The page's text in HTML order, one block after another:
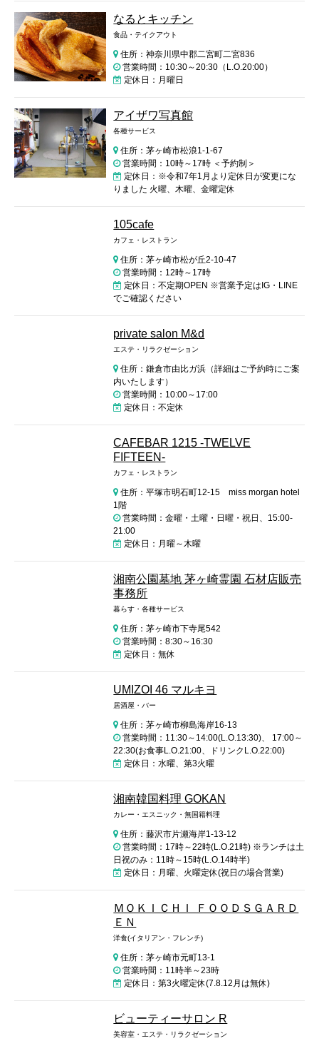
なるとキッチン
食品・テイクアウト
住所：神奈川県中郡二宮町二宮836
営業時間：10:30～20:30（L.O.20:00）
定休日：月曜日
アイザワ写真館
各種サービス
住所：茅ヶ崎市松浪1-1-67
営業時間：10時～17時 ＜予約制＞
定休日：※令和7年1月より定休日が変更にな
りました 火曜、木曜、金曜定休
105cafe
カフェ・レストラン
住所：茅ヶ崎市松が丘2-10-47
営業時間：12時～17時
定休日：不定期OPEN ※営業予定はIG・LINE
でご確認ください
private salon M&d
エステ・リラクゼーション
住所：鎌倉市由比ガ浜（詳細はご予約時にご案
内いたします）
営業時間：10:00～17:00
定休日：不定休
CAFEBAR 1215 -TWELVE
FIFTEEN-
カフェ・レストラン
住所：平塚市明石町12-15 miss morgan hotel
1階
営業時間：金曜・土曜・日曜・祝日、15:00-
21:00
定休日：月曜～木曜
湘南公園墓地 茅ヶ崎霊園 石材店販売
事務所
暮らす・各種サービス
住所：茅ヶ崎市下寺尾542
営業時間：8:30～16:30
定休日：無休
UMIZOI 46 マルキヨ
居酒屋・バー
住所：茅ヶ崎市柳島海岸16-13
営業時間：11:30～14:00(L.O.13:30)、 17:00～
22:30(お食事L.O.21:00、ドリンクL.O.22:00)
定休日：水曜、第3火曜
湘南韓国料理 GOKAN
カレー・エスニック・無国籍料理
住所：藤沢市片瀬海岸1-13-12
営業時間：17時～22時(L.O.21時) ※ランチは土
日祝のみ：11時～15時(L.O.14時半)
定休日：月曜、火曜定休(祝日の場合営業)
ＭＯＫＩＣＨＩ ＦＯＯＤＳＧＡＲＤ
ＥＮ
洋食(イタリアン・フレンチ)
住所：茅ヶ崎市元町13-1
営業時間：11時半～23時
定休日：第3火曜定休(7.8.12月は無休)
ビューティーサロン R
美容室・エステ・リラクゼーション